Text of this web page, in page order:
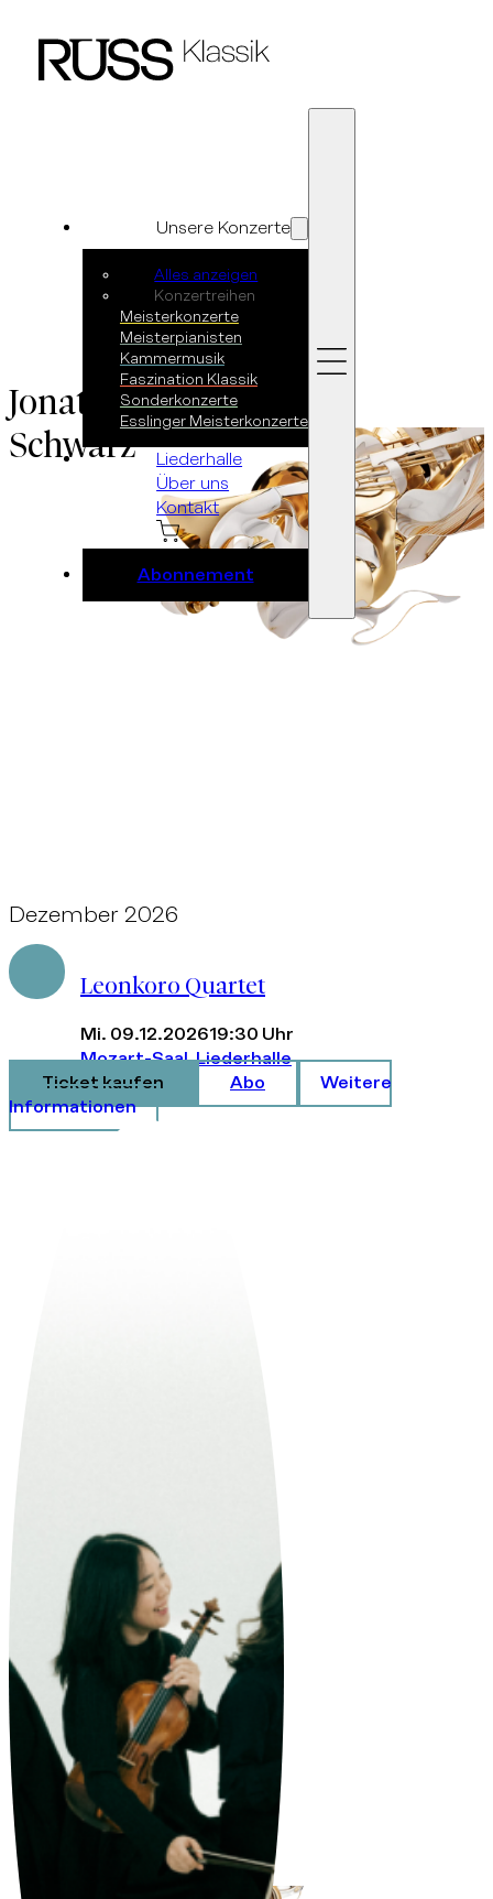
Unsere Konzerte
Alles anzeigen
Konzertreihen
Meisterkonzerte
Meisterpianisten
Kammermusik
Faszination Klassik
Sonderkonzerte
Esslinger Meisterkonzerte
Liederhalle
Über uns
Kontakt
Abonnement
Jonathan
Schwarz
Dezember 2026
Ebene 2 Platzhalter
Leonkoro Quartet
Mi. 09.12.202619:30 Uhr
Mozart-Saal, Liederhalle
Ticket kaufen
Abo
Weitere
Informationen